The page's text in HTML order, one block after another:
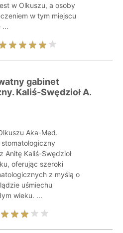
w Olkuszu, a osoby
w tym miejscu
...
gabinet
Kaliś-Swędzioł A.
Aka-Med.
Anitę Kaliś-Swędzioł
oferując szeroki
z myślą o
uśmiechu
wieku. ...